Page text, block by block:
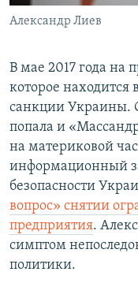
Александр Лиев
В мае 2017 года на
которое
санкции Украины.
попала и
на материковой
информационный
безопасности
вопрос» снятии
предприятия.
симптом
политики.